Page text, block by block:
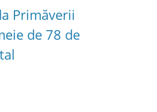
Primăverii
de 78 de